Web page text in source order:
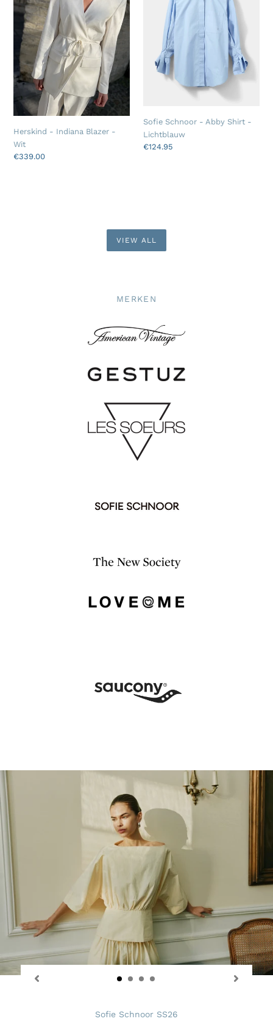
Blazer
Wit
Herskind - Indiana Blazer -
Wit
Regular
€339.00
Lichtblauw
Sofie Schnoor - Abby Shirt -
Lichtblauw
Regular
€124.95
VIEW ALL
MERKEN
Sofie Schnoor SS26